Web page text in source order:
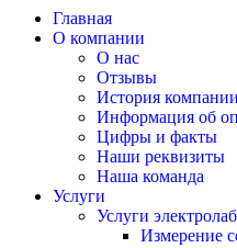
Главная
О компании
О нас
Отзывы
История компании
Информация об
Цифры и факты
Наши реквизиты
Наша команда
Услуги
Услуги
Измерение